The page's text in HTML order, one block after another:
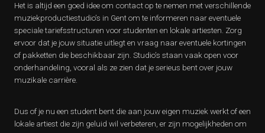
Het is altijd een goed idee om contact op te nemen met verschillende
muziekproductiestudio’s in Gent om te informeren naar eventuele
speciale tariefsstructuren voor studenten en lokale artiesten. Zorg
ervoor dat je jouw situatie uitlegt en vraag naar eventuele kortingen
of pakketten die beschikbaar zijn. Studio’s staan vaak open voor
onderhandeling, vooral als ze zien dat je serieus bent over jouw
muzikale carrière.
Dus of je nu een student bent die aan jouw eigen muziek werkt of een
lokale artiest die zijn geluid wil verbeteren, er zijn mogelijkheden om